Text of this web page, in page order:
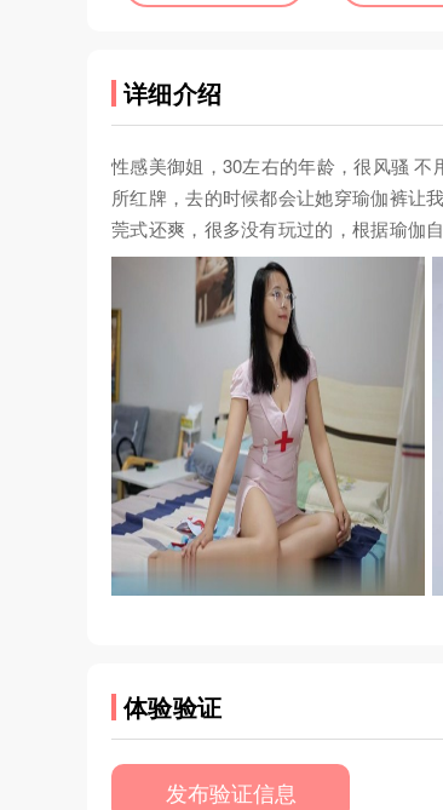
详细介绍
性感美御姐，30左右的年龄，很风骚
所红牌，去的时候都会让她穿瑜伽裤让
莞式还爽，很多没有玩过的，根据瑜伽
体验验证
发布验证信息